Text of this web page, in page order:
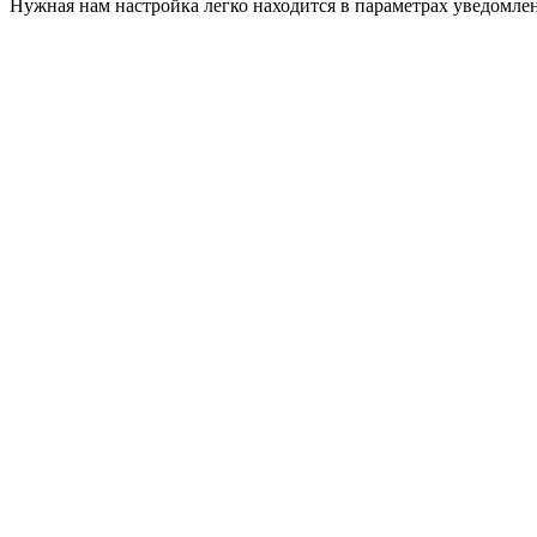
Нужная нам настройка легко находится в параметрах